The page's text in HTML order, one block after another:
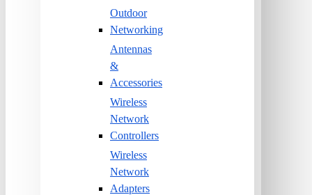
Outdoor
Networking
Antennas
&
Accessories
Wireless
Network
Controllers
Wireless
Network
Adapters